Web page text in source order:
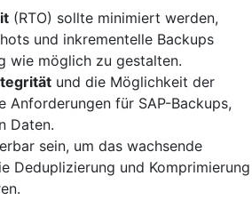
(RTO) sollte minimiert werden,
und inkrementelle Backups
wie möglich zu gestalten.
und die Möglichkeit der
Anforderungen für SAP-Backups,
Daten.
sein, um das wachsende
Deduplizierung und Komprimierung